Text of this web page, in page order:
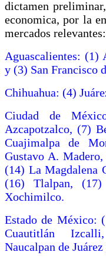
dictamen
economica, por la
mercados relevantes:
Aguascalientes: (1)
y (3) San Francisco
Chihuahua: (4)
Ciudad de
Azcapotzalco, (7)
Cuajimalpa de
Gustavo A.
(14) La Magdalena
(16) Tlalpan, (17)
Xochimilco.
Estado de México:
Cuautitlán
Naucalpan de